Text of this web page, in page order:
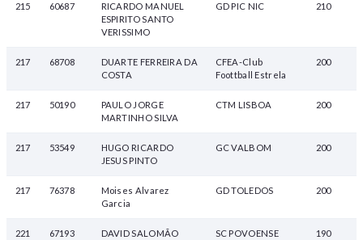
215 60687
RICARDO MANUEL
ESPIRITO SANTO
VERISSIMO
GD PIC NIC 210
217 68708
DUARTE FERREIRA DA
COSTA
CFEA-Club
Foottball Estrela
200
217 50190
PAULO JORGE
MARTINHO SILVA
CTM LISBOA 200
217 53549
HUGO RICARDO
JESUS PINTO
GC VALBOM 200
217 76378
Moises Alvarez
Garcia
GD TOLEDOS 200
221 67193
DAVID SALOMÃO
SC POVOENSE 190